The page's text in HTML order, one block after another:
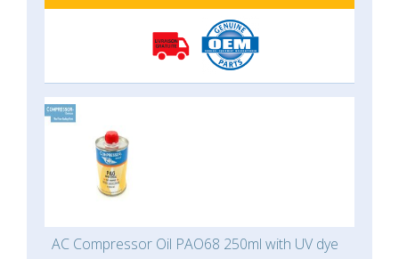
AC Compressor Oil PAO68 250ml with UV dye